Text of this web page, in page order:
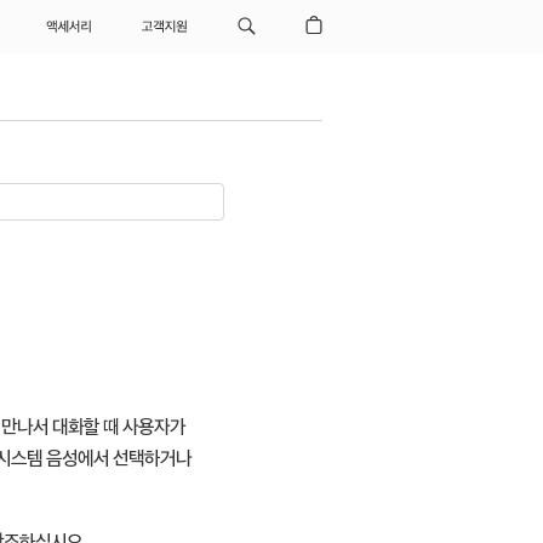
액세서리 고객지원
나서 대화할 때 사용자가
템 음성에서 선택하거나